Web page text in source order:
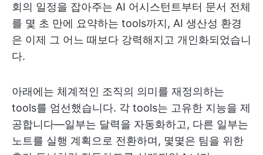
회의 일정을 잡아주는 AI 어시스턴트부터 문서 전체
를 몇 초 만에 요약하는 tools까지, AI 생산성 환경
은 이제 그 어느 때보다 강력해지고 개인화되었습니
다.
아래에는 체계적인 조직의 의미를 재정의하는
tools를 엄선했습니다. 각 tools는 고유한 지능을 제
공합니다—일부는 달력을 자동화하고, 다른 일부는
노트를 실행 계획으로 전환하며, 몇몇은 팀을 위한